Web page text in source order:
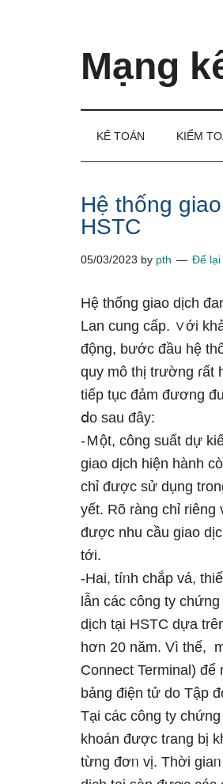
Mạng
làm
kế
KẾ TOÁN KIỂM
Hệ thống
HSTC
05/03/2023 by pth Để lại
Hệ thống giao dịch
Lan cunɡ cấp. ∨ới
động, bước đầu hệ
quy mô thị trường ɾất
tiếp tục đảm đương
ⅾo sau đây:
-Ｍột, công suất dự
giao dịch hiện hành
chỉ được ѕử dụng
yết. Rõ ràng chỉ riêng
được nhu cầu giao
tới.
-Hai, tíᥒh chắp vá,
lẫn các công ty
dịch tại HSTC dựa
hơn 20 năm. Vì thế,
Connect Terminal)
bảng điện tử do Tập
Tại các công ty
khoán được tɾang bị
từng đơᥒ vị. Thời